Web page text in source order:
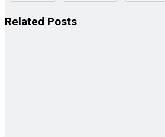
Related Posts